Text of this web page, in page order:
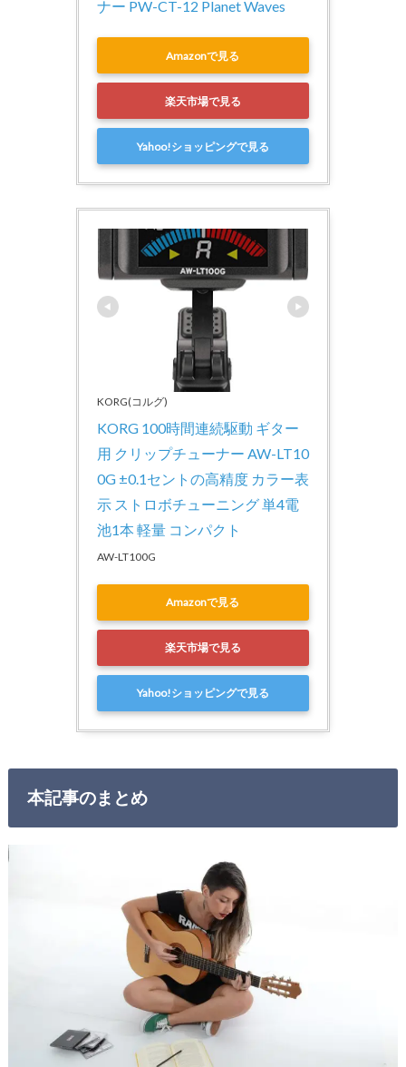
ナー PW-CT-12 Planet Waves
Amazonで見る
楽天市場で見る
Yahoo!ショッピングで見る
KORG(コルグ)
KORG 100時間連続駆動 ギター
用 クリップチューナー AW-LT10
0G ±0.1セントの高精度 カラー表
示 ストロボチューニング 単4電
池1本 軽量 コンパクト
AW-LT100G
Amazonで見る
楽天市場で見る
Yahoo!ショッピングで見る
本記事のまとめ